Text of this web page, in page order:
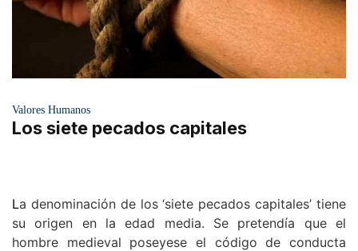
Valores Humanos
Los siete pecados capitales
La denominación de los ‘siete pecados capitales’ tiene
su origen en la edad media. Se pretendía que el
hombre medieval poseyese el código de conducta